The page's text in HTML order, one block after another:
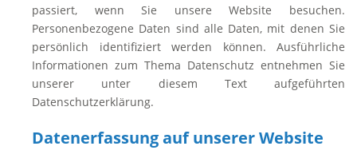
passiert, wenn Sie unsere Website besuchen.
Personenbezogene Daten sind alle Daten, mit denen Sie
persönlich identifiziert werden können. Ausführliche
Informationen zum Thema Datenschutz entnehmen Sie
unserer unter diesem Text aufgeführten
Datenschutzerklärung.
Datenerfassung auf unserer Website